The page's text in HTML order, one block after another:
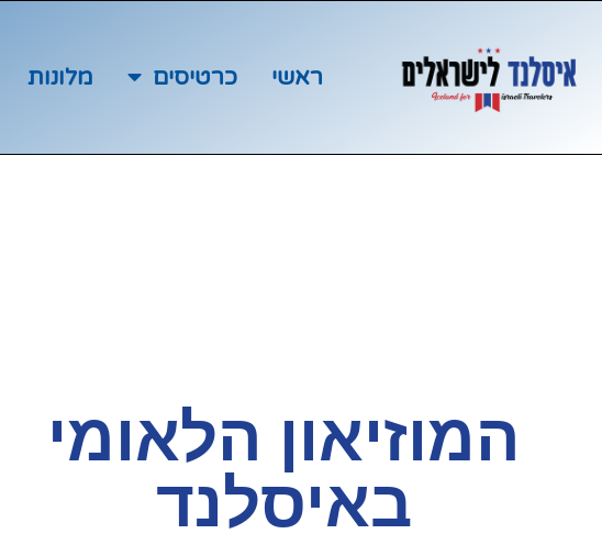
ראשי כרטיסים מלונות
המוזיאון הלאומי
באיסלנד